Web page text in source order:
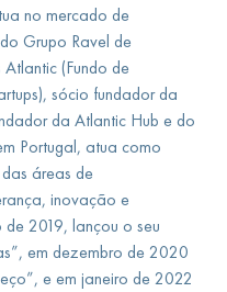
no mercado de
Grupo Ravel de
(Fundo de
sócio fundador da
da Atlantic Hub e do
Portugal, atua como
áreas de
inovação e
2019, lançou o seu
em dezembro de 2020
e em janeiro de 2022